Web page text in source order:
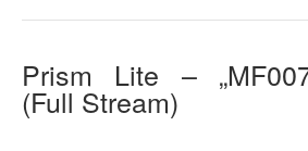
Prism Lite –
(Full Stream)